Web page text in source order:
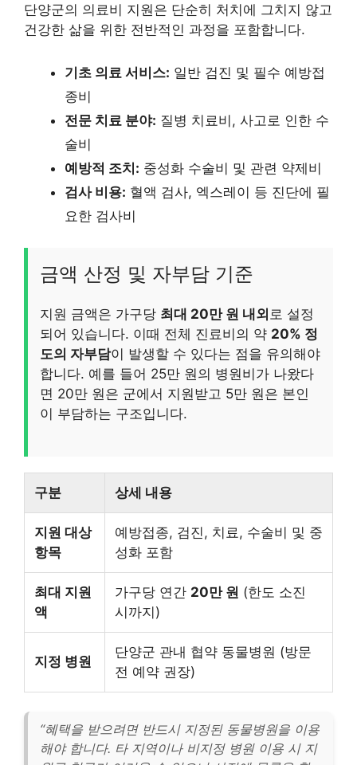
단양군의 의료비 지원은 단순히 처치에 그치지 않고
건강한 삶을 위한 전반적인 과정을 포함합니다.
기초 의료 서비스: 일반 검진 및 필수 예방접
종비
전문 치료 분야: 질병 치료비, 사고로 인한 수
술비
예방적 조치: 중성화 수술비 및 관련 약제비
검사 비용: 혈액 검사, 엑스레이 등 진단에 필
요한 검사비
금액 산정 및 자부담 기준
지원 금액은 가구당 최대 20만 원 내외 로 설정
되어 있습니다. 이때 전체 진료비의 약 20% 정
도의 자부담이 발생할 수 있다는 점을 유의해야
합니다. 예를 들어 25만 원의 병원비가 나왔다
면 20만 원은 군에서 지원받고 5만 원은 본인
이 부담하는 구조입니다.
구분 상세 내용
지원 대상
항목
예방접종, 검진, 치료, 수술비 및 중
성화 포함
최대 지원
액
가구당 연간 20만 원 (한도 소진
시까지)
지정 병원
단양군 관내 협약 동물병원 (방문
전 예약 권장)
“혜택을 받으려면 반드시 지정된 동물병원을 이용
해야 합니다. 타 지역이나 비지정 병원 이용 시 지